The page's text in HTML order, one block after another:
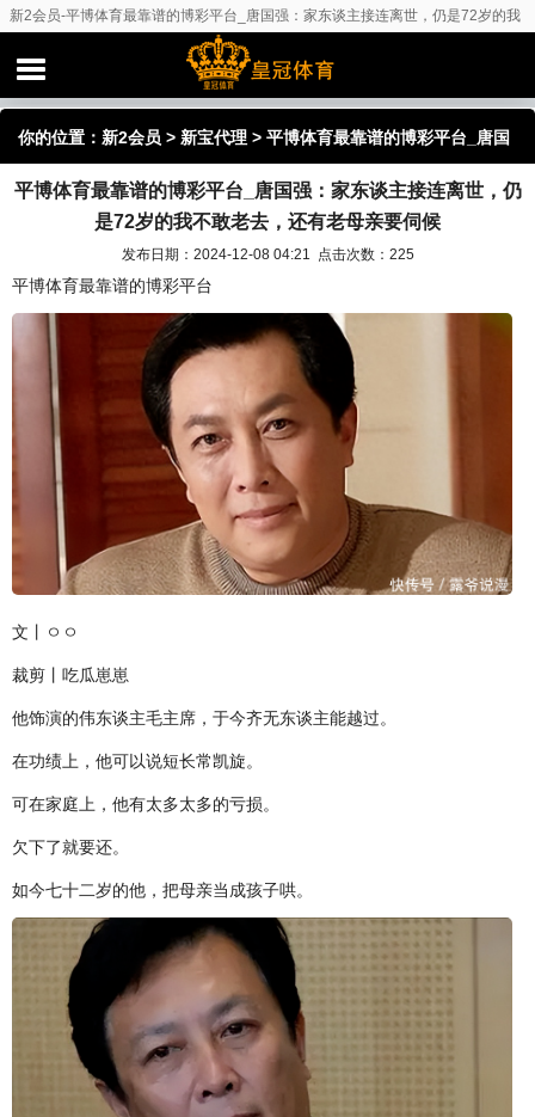
新2会员-平博体育最靠谱的博彩平台_唐国强：家东谈主接连离世，仍是72岁的我
不敢老去，还有老母亲要伺候
你的位置： 新2会员 > 新宝代理 > 平博体育最靠谱的博彩平台_唐国
强：家东谈主接连离世，仍是72岁的我不敢老去，还有老母亲要伺
平博体育最靠谱的博彩平台_唐国强：家东谈主接连离世，仍
是72岁的我不敢老去，还有老母亲要伺候
发布日期：2024-12-08 04:21 点击次数：225
平博体育最靠谱的博彩平台
文丨ㅇㅇ
裁剪丨吃瓜崽崽
他饰演的伟东谈主毛主席，于今齐无东谈主能越过。
在功绩上，他可以说短长常凯旋。
可在家庭上，他有太多太多的亏损。
欠下了就要还。
如今七十二岁的他，把母亲当成孩子哄。